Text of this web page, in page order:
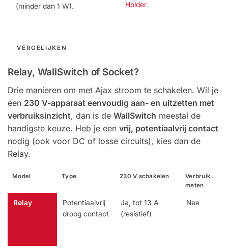
(minder dan 1 W).
Holder.
VERGELIJKEN
Relay, WallSwitch of Socket?
Drie manieren om met Ajax stroom te schakelen. Wil je
een 230 V-apparaat eenvoudig aan- en uitzetten met
verbruiksinzicht, dan is de WallSwitch meestal de
handigste keuze. Heb je een vrij, potentiaalvrij contact
nodig (ook voor DC of losse circuits), kies dan de
Relay.
Model Type 230 V schakelen
Verbruik
meten
Relay
Potentiaalvrij
droog contact
Ja, tot 13 A
(resistief)
Nee